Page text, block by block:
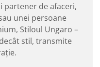
partener de afaceri,
unei persoane
Stiloul Ungaro –
stil, transmite